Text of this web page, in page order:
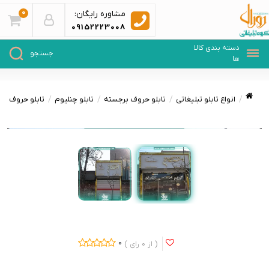
مشاوره رایگان:
09152223008
0
انواع تابلو تبلیغاتی تابلو حروف برجسته تابلو چنلیوم تابلو حروف
0 0